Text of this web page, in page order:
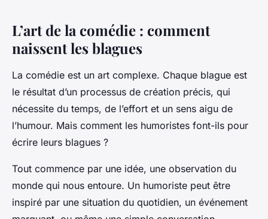
L’art de la comédie : comment
naissent les blagues
La comédie est un art complexe. Chaque blague est
le résultat d’un processus de création précis, qui
nécessite du temps, de l’effort et un sens aigu de
l’humour. Mais comment les humoristes font-ils pour
écrire leurs blagues ?
Tout commence par une idée, une observation du
monde qui nous entoure. Un humoriste peut être
inspiré par une situation du quotidien, un événement